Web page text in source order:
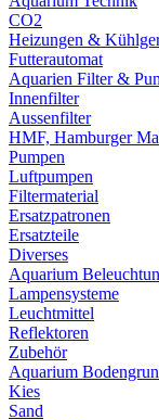
CO2
Heizungen &
Futterautomat
Aquarien Filter &
Innenfilter
Aussenfilter
HMF, Hamburger
Pumpen
Luftpumpen
Filtermaterial
Ersatzpatronen
Ersatzteile
Diverses
Aquarium
Lampensysteme
Leuchtmittel
Reflektoren
Zubehör
Aquarium
Kies
Sand